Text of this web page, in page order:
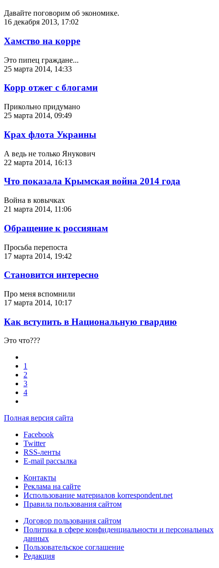
Давайте поговорим об экономике.
16 декабря 2013, 17:02
Хамство на корре
Это пипец граждане...
25 марта 2014, 14:33
Корр отжег с блогами
Прикольно придумано
25 марта 2014, 09:49
Крах флота Украины
А ведь не только Янукович
22 марта 2014, 16:13
Что показала Крымская война 2014 года
Война в ковычках
21 марта 2014, 11:06
Обращение к россиянам
Просьба перепоста
17 марта 2014, 19:42
Становится интересно
Про меня вспомнили
17 марта 2014, 10:17
Как вступить в Национальную гвардию
Это что???
1
2
3
4
Полная версия сайта
Facebook
Twitter
RSS-ленты
E-mail рассылка
Контакты
Реклама на сайте
Использование материалов korrespondent.net
Правила пользования сайтом
Договор пользования сайтом
Политика в сфере конфиденциальности и персональных
данных
Пользовательское соглашение
Редакция